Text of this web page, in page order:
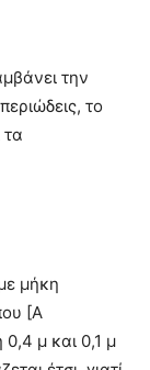
την
το
τα
μήκη
[Α
μ και 0,1 μ